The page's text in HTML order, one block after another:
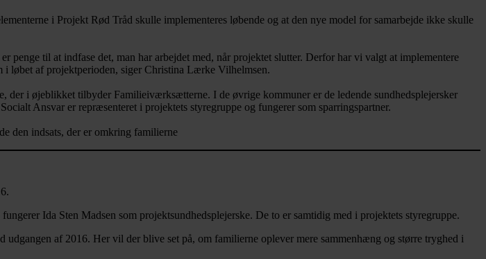
i Projekt Rød Tråd skulle implementeres løbende og at den nye model for samarbejde ikke skulle
til at indfase det, man har arbejdet med, når projektet slutter. Derfor har vi valgt at implementere
i løbet af projektperioden, siger Christina Lærke Vilhelmsen.
i øjeblikket tilbyder Familieiværksætterne. I de øvrige kommuner er de ledende sundhedsplejersker
Ansvar er repræsenteret i projektets styregruppe og fungerer som sparringspartner.
den indsats, der er omkring familierne
Ida Sten Madsen som projektsundhedsplejerske. De to er samtidig med i projektets styregruppe.
af 2016. Her vil der blive set på, om familierne oplever mere sammenhæng og større tryghed i